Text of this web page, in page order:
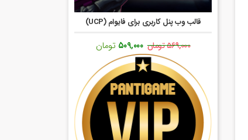
قالب وب پنل کاربری برای فایوام (UCP)
۵۶۹,۰۰۰تومان قیمت
اصلی:
۵۶۹,۰۰۰ تومان
بود.
۵۰۹,۰۰۰ تومان